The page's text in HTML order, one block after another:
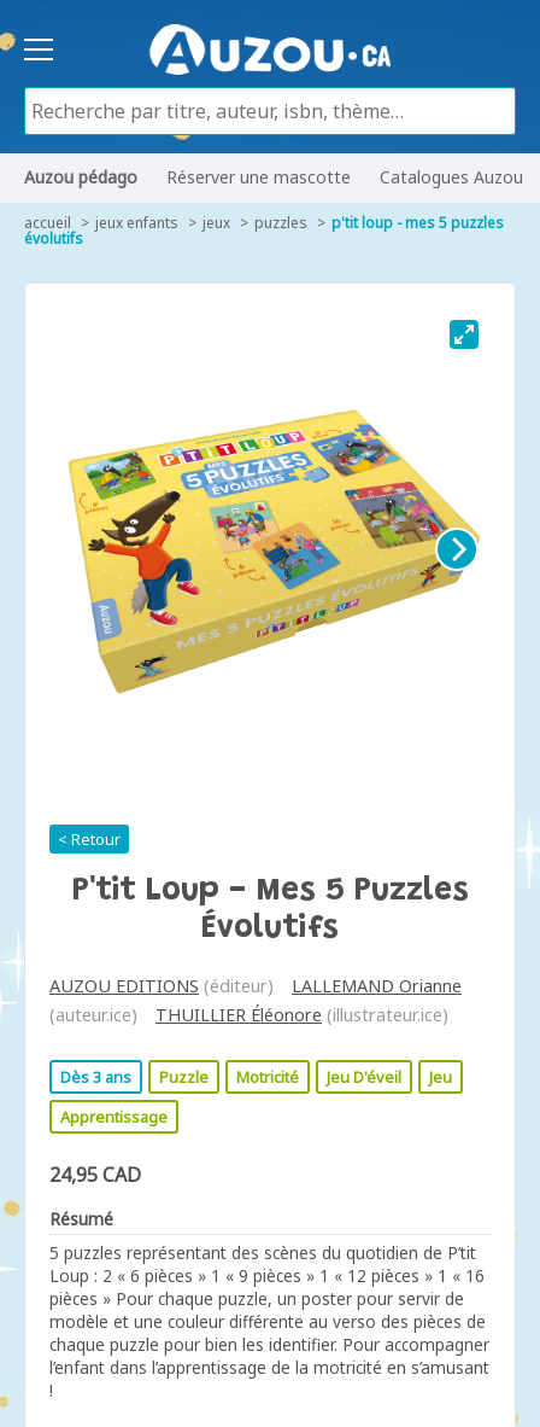
Auzou pédago Réserver une mascotte Catalogues Auzou
accueil jeux enfants jeux puzzles p'tit loup - mes 5 puzzles
évolutifs
< Retour
P'tit Loup - Mes 5 Puzzles
Évolutifs
AUZOU EDITIONS (éditeur)
LALLEMAND Orianne
(auteur.ice)
THUILLIER Éléonore (illustrateur.ice)
Dès 3 ans Puzzle Motricité Jeu D'éveil
Jeu
Apprentissage
24,95 CAD
Résumé
5 puzzles représentant des scènes du quotidien de P’tit
Loup : 2 « 6 pièces » 1 « 9 pièces » 1 « 12 pièces » 1 « 16
pièces » Pour chaque puzzle, un poster pour servir de
modèle et une couleur différente au verso des pièces de
chaque puzzle pour bien les identifier. Pour accompagner
l’enfant dans l’apprentissage de la motricité en s’amusant
!